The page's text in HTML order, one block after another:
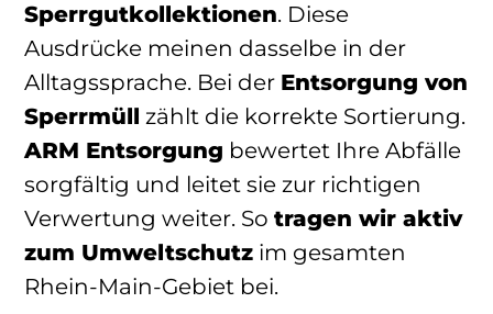
Sperrgutkollektionen. Diese
Ausdrücke meinen dasselbe in der
Alltagssprache. Bei der Entsorgung von
Sperrmüll zählt die korrekte Sortierung.
ARM Entsorgung bewertet Ihre Abfälle
sorgfältig und leitet sie zur richtigen
Verwertung weiter. So tragen wir aktiv
zum Umweltschutz im gesamten
Rhein-Main-Gebiet bei.